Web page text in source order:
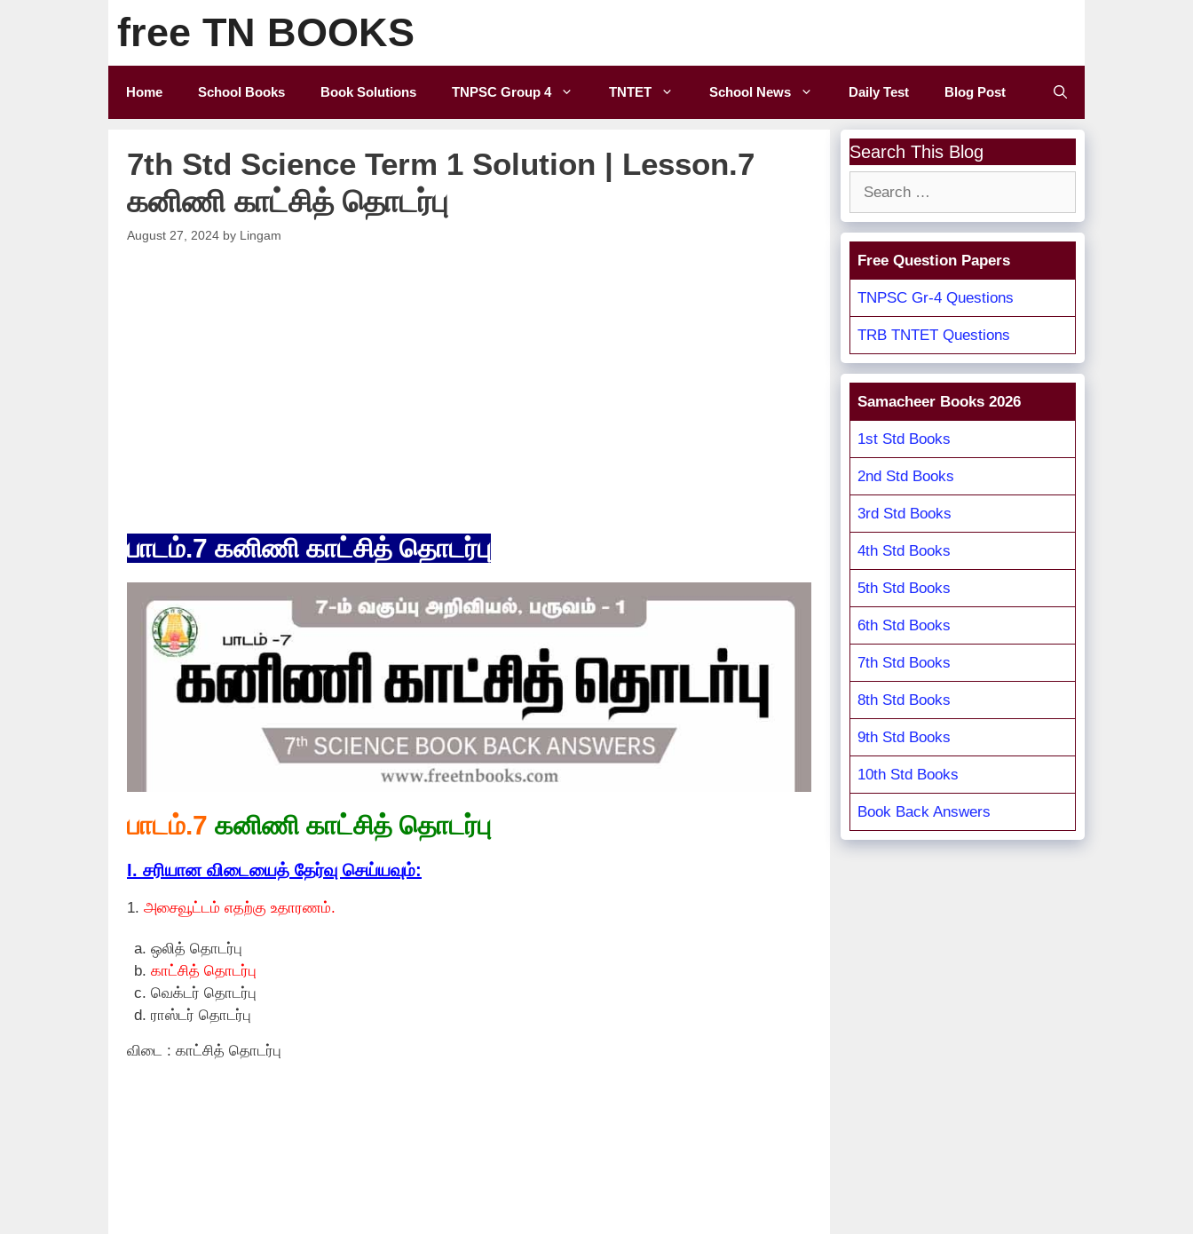
free TN BOOKS
Home School Books Book Solutions TNPSC Group 4 TNTET School News Daily Test Blog Post
7th Std Science Term 1 Solution | Lesson.7
கனிணி காட்சித் தொடர்பு
August 27, 2024 by Lingam
பாடம்.7 கனிணி காட்சித் தொடர்பு
பாடம்.7 கனிணி காட்சித் தொடர்பு
I. சரியான விடையைத் தேர்வு செய்யவும்:
1. அசைவூட்டம் எதற்கு உதாரணம்.
ஒலித் தொடர்பு
காட்சித் தொடர்பு
வெக்டர் தொடர்பு
ராஸ்டர் தொடர்பு
விடை : காட்சித் தொடர்பு
Search This Blog
Free Question Papers
TNPSC Gr-4 Questions
TRB TNTET Questions
Samacheer Books 2026
1st Std Books
2nd Std Books
3rd Std Books
4th Std Books
5th Std Books
6th Std Books
7th Std Books
8th Std Books
9th Std Books
10th Std Books
Book Back Answers